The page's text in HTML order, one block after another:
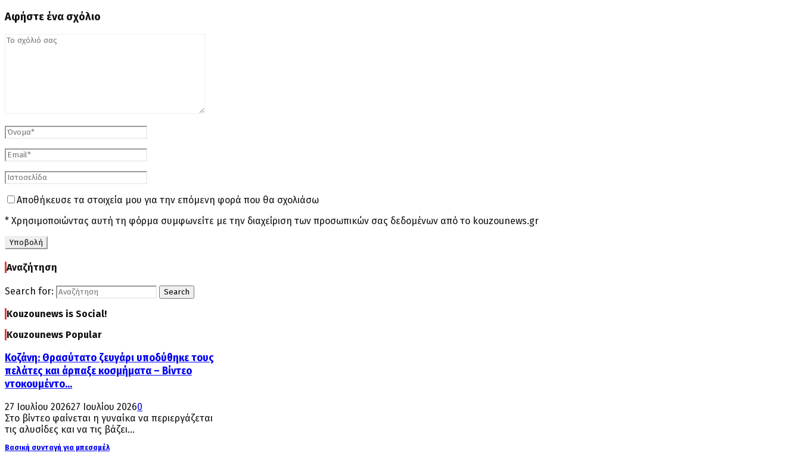
Αφήστε ένα σχόλιο
Αποθήκευσε τα στοιχεία μου για την επόμενη φορά που θα σχολιάσω
* Χρησιμοποιώντας αυτή τη φόρμα συμφωνείτε με την διαχείριση των προσωπικών σας δεδομένων από το kouzounews.gr
Αναζήτηση
Search for: Search
Kouzounews is Social!
Kouzounews Popular
Κοζάνη: Θρασύτατο ζευγάρι υποδύθηκε τους
πελάτες και άρπαξε κοσμήματα – Βίντεο
ντοκουμέντο...
27 Ιουλίου 202627 Ιουλίου 20260
Στο βίντεο φαίνεται η γυναίκα να περιεργάζεται
τις αλυσίδες και να τις βάζει...
Βασική συνταγή για μπεσαμέλ